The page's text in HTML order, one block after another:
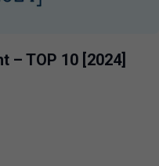
– TOP 10 [2024]